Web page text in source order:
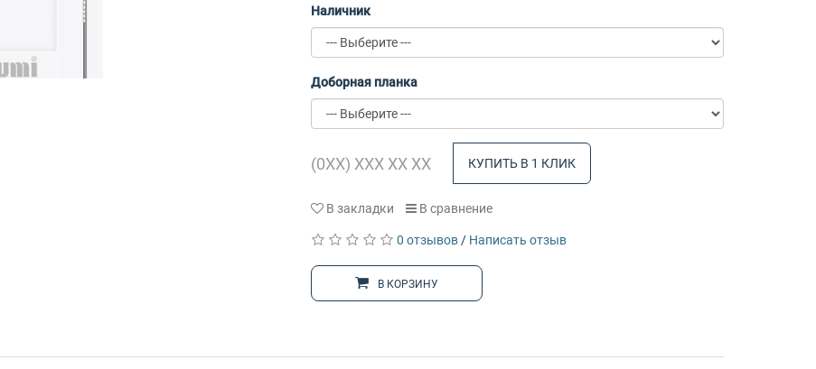
Наличник
Доборная планка
КУПИТЬ В 1 КЛИК
В закладки В сравнение
0 отзывов/ Написать отзыв
В КОРЗИНУ